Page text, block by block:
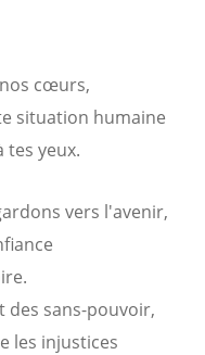
cœurs,
situation humaine
tes yeux.
vers l'avenir,
des sans-pouvoir,
les injustices